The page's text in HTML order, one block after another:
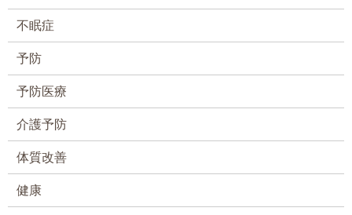
不眠症
予防
予防医療
介護予防
体質改善
健康